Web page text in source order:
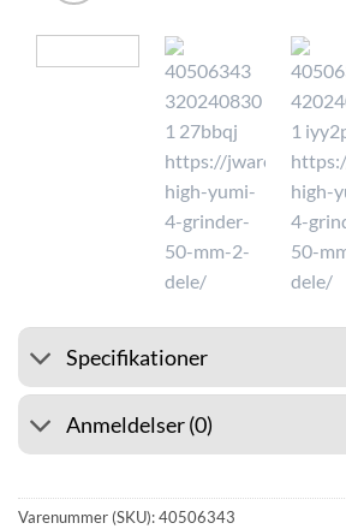
Specifikationer
Anmeldelser (0)
Varenummer (SKU):40506343